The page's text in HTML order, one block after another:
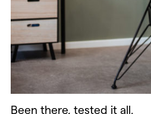
Been there, tested it all.